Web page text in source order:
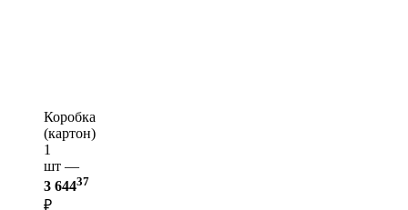
Коробка
(картон)
1
шт —
3 64437
₽